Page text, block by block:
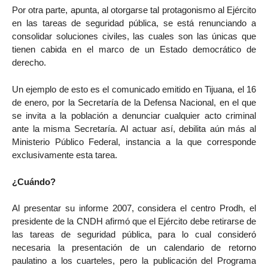
Por otra parte, apunta, al otorgarse tal protagonismo al Ejército
en las tareas de seguridad pública, se está renunciando a
consolidar soluciones civiles, las cuales son las únicas que
tienen cabida en el marco de un Estado democrático de
derecho.
Un ejemplo de esto es el comunicado emitido en Tijuana, el 16
de enero, por la Secretaría de la Defensa Nacional, en el que
se invita a la población a denunciar cualquier acto criminal
ante la misma Secretaría. Al actuar así, debilita aún más al
Ministerio Público Federal, instancia a la que corresponde
exclusivamente esta tarea.
¿Cuándo?
Al presentar su informe 2007, considera el centro Prodh, el
presidente de la CNDH afirmó que el Ejército debe retirarse de
las tareas de seguridad pública, para lo cual consideró
necesaria la presentación de un calendario de retorno
paulatino a los cuarteles, pero la publicación del Programa